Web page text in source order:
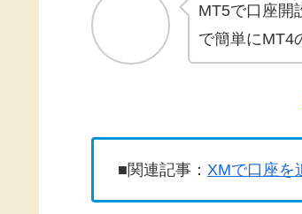
MT5で口座開
で簡単にMT4
■関連記事： XMで口座を